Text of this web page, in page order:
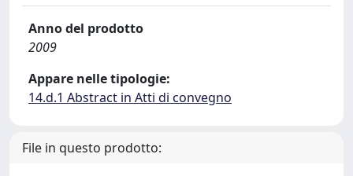
Anno del prodotto
2009
Appare nelle tipologie:
14.d.1 Abstract in Atti di convegno
File in questo prodotto: